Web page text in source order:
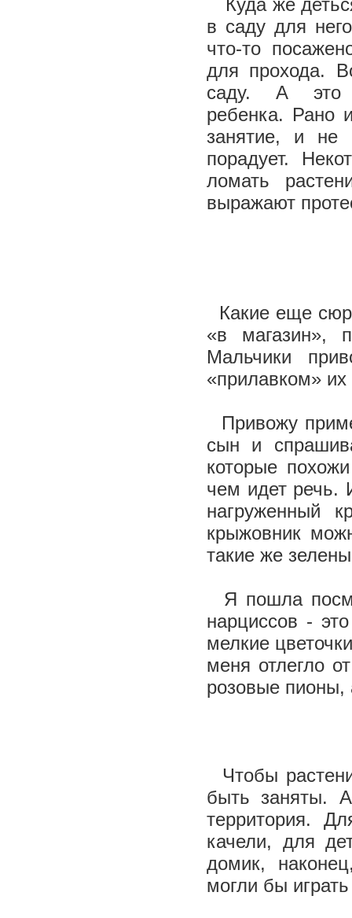
Куда же
в саду для
что-то
для прохода.
саду. А это
ребенка. Рано
занятие, и не
порадует.
ломать
выражают
Какие еще
«в магазин»,
Мальчики
«прилавком» их
Привожу
сын и
которые
чем идет речь.
нагруженный
крыжовник
такие же
Я пошла
нарциссов -
мелкие
меня отлегло
розовые
Чтобы
быть заняты.
территория.
качели, для
домик,
могли бы